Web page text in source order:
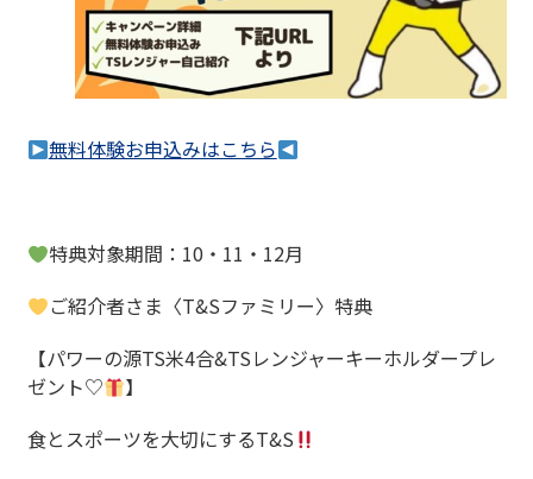
無料体験お申込みはこちら
特典対象期間： 10 ・ 11 ・ 12月
ご紹介者さま〈T&Sファミリー〉特典
【パワーの源TS米4合&TSレンジャーキーホルダープレ
ゼント♡
】
食とスポーツを大切にするT&S